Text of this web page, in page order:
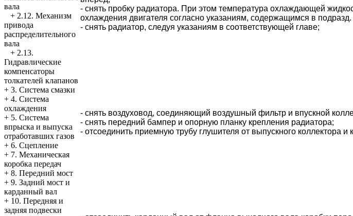
вала
+ 2.12. Механизм
привода
распределительного
вала
+ 2.13.
Гидравлические
компенсаторы
толкателей клапанов
+ 3. Система смазки
+ 4. Система
охлаждения
+ 5. Система
впрыска и выпуска
отработавших газов
+ 6. Сцепление
+ 7. Механическая
коробка передач
+ 8. Передний мост
+ 9. Задний мост и
карданный вал
+ 10. Передняя и
задняя подвески
- снять пробку радиатора. При этом температура охлаждающей
охлаждения двигателя согласно указаниям, содержащимся в подразд.
- снять радиатор, следуя указаниям в соответствующей главе;
- снять воздуховод, соединяющий воздушный фильтр и впускной
- снять передний бампер и опорную планку крепления радиатора;
- отсоединить приемную трубу глушителя от выпускного коллектора и